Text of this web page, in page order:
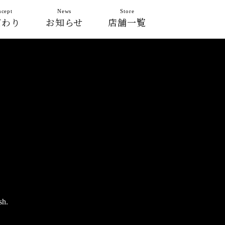
り お知らせ
News
店舗一覧
Store